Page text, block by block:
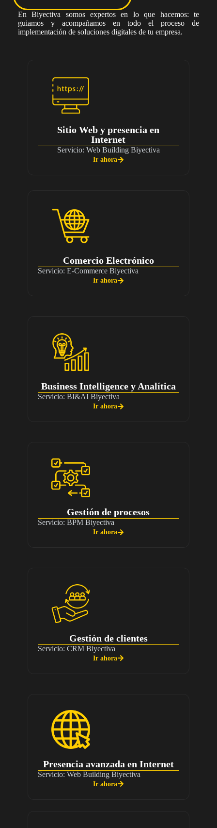
EnBiyectiva somos expertos en lo que hacemos: te
guiamos y acompañamos en todo el proceso de
implementación de soluciones digitales de tu empresa.
Sitio Web y presencia en
Internet
Servicio: Web Building Biyectiva
Ir ahora
Comercio Electrónico
Servicio: E-Commerce Biyectiva
Ir ahora
Business Intelligence y Analítica
Servicio: BI&AI Biyectiva
Ir ahora
Gestión de procesos
Servicio: BPM Biyectiva
Ir ahora
Gestión de clientes
Servicio: CRM Biyectiva
Ir ahora
Presencia avanzada en Internet
Servicio: Web Building Biyectiva
Ir ahora